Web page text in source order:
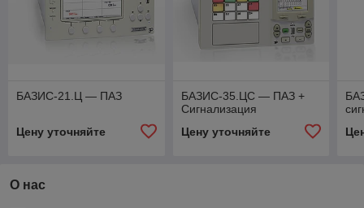
БАЗИС-21.Ц — ПАЗ
Цену уточняйте
БАЗИС-35.ЦС — ПАЗ +
Сигнализация
Цену уточняйте
О нас